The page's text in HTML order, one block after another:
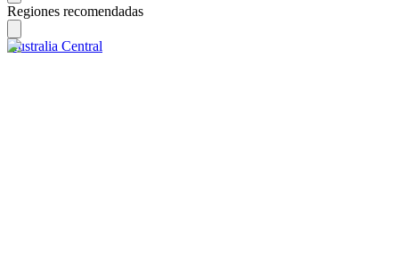
Regiones recomendadas
Australia Central